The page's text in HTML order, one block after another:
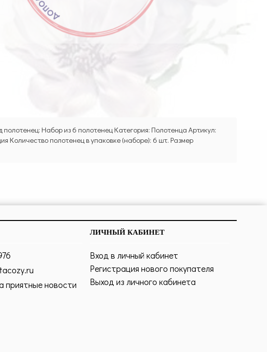
Набор из 6 полотенец Категория: Полотенца Артикул:
Количество полотенец в упаковке (наборе): 6 шт. Размер
приятные новости
ЛИЧНЫЙ КАБИНЕТ
Вход в личный кабинет
Регистрация нового покупателя
Выход из личного кабинета